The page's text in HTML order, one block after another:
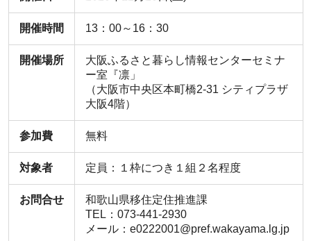
開催時間 13：00～16：30
開催場所
大阪ふるさと暮らし情報センターセミナ
ー室『凛」
（大阪市中央区本町橋2-31 シティプラザ
大阪4階）
参加費 無料
対象者 定員：１枠につき１組２名程度
お問合せ
和歌山県移住定住推進課
TEL：073‐441‐2930
メール：e0222001@pref.wakayama.lg.jp